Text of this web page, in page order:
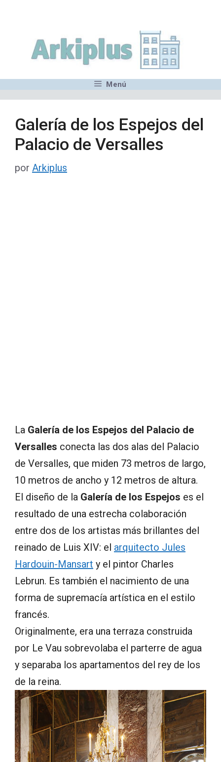
contenido
Menú
Galería de los Espejos del
Palacio de Versalles
por Arkiplus
La Galería de los Espejos del Palacio de
Versalles conecta las dos alas del Palacio
de Versalles, que miden 73 metros de largo,
10 metros de ancho y 12 metros de altura.
El diseño de la Galería de los Espejos es el
resultado de una estrecha colaboración
entre dos de los artistas más brillantes del
reinado de Luis XIV: el arquitecto Jules
Hardouin-Mansart y el pintor Charles
Lebrun. Es también el nacimiento de una
forma de supremacía artística en el estilo
francés.
Originalmente, era una terraza construida
por Le Vau sobrevolaba el parterre de agua
y separaba los apartamentos del rey de los
de la reina.